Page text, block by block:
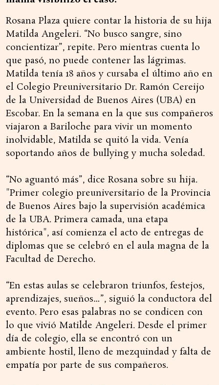
Rosana Plaza quiere contar la historia de su hija
Matilda Angeleri. “No busco sangre, sino
concientizar”, repite. Pero mientras cuenta lo
que pasó, no puede contener las lágrimas.
Matilda tenía 18 años y cursaba el último año en
el Colegio Preuniversitario Dr. Ramón Cereijo
de la Universidad de Buenos Aires (UBA) en
Escobar. En la semana en la que sus compañeros
viajaron a Bariloche para vivir un momento
inolvidable, Matilda se quitó la vida. Venía
soportando años de bullying y mucha soledad.
“No aguantó más”, dice Rosana sobre su hija.
"Primer colegio preuniversitario de la Provincia
de Buenos Aires bajo la supervisión académica
de la UBA. Primera camada, una etapa
histórica", así comienza el acto de entregas de
diplomas que se celebró en el aula magna de la
Facultad de Derecho.
“En estas aulas se celebraron triunfos, festejos,
aprendizajes, sueños…”, siguió la conductora del
evento. Pero esas palabras no se condicen con
lo que vivió Matilde Angeleri. Desde el primer
día de colegio, ella se encontró con un
ambiente hostil, lleno de mezquindad y falta de
empatía por parte de sus compañeros.